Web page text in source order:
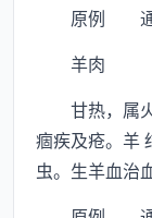
原例 通
羊肉
甘热，属火
痼疾及疮。羊
虫。生羊血治